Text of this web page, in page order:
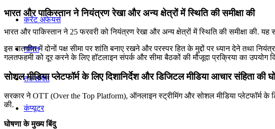
करेंट अफेयर्स
गणित
तर्कशक्ति
कंप्यूटर
भारत और पाकिस्तान ने नियंत्रण रेखा और अन्य क्षेत्रों में स्थिति की समीक्षा की
भारत और पाकिस्तान ने 25 फरवरी को नियंत्रण रेखा और अन्य क्षेत्रों में स्थिति की समीक्षा की.
इस बातचीत में दोनों पक्ष सीमा पर शांति बनाए रखने और परस्‍पर हित के मुद्दों पर ध्‍यान देने तथा
गलतफहमी को दूर करने के लिए हॉटलाइन संपर्क और सीमा बैठकों की मौजूदा प्रक्रिया का उपयोग
सोशल मीडिया प्लेटफॉर्म के लिए दिशानिर्देश और डिजिटल मीडिया आचार संहिता की
सरकार ने OTT (Over the Top Platform), ऑनलाइन स्ट्रीमिंग और सोशल मीडिया प्लेटफॉर्म के
की.
घोषणा के मुख्य बिंदु